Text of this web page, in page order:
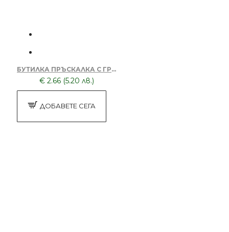
БУТИЛКА ПРЪСКАЛКА С ГРЕБЕН XTP002-ROZOVA
€ 2.66 (5.20 лв.)
ДОБАВЕТЕ СЕГА